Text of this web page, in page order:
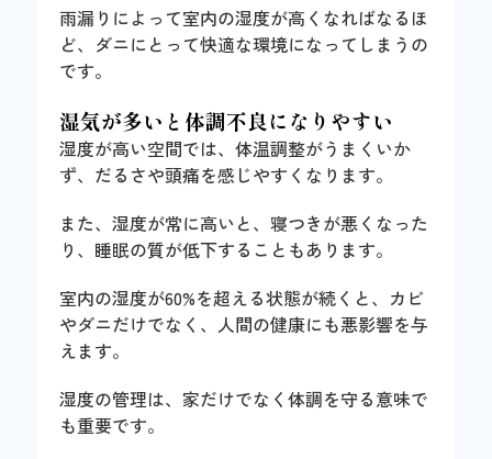
雨漏りによって室内の湿度が高くなればなるほ
ど、ダニにとって快適な環境になってしまうの
です。
湿気が多いと体調不良になりやすい
湿度が高い空間では、体温調整がうまくいか
ず、だるさや頭痛を感じやすくなります。
また、湿度が常に高いと、寝つきが悪くなった
り、睡眠の質が低下することもあります。
室内の湿度が60%を超える状態が続くと、カビ
やダニだけでなく、人間の健康にも悪影響を与
えます。
湿度の管理は、家だけでなく体調を守る意味で
も重要です。